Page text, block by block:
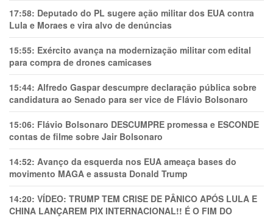
17:58: Deputado do PL sugere ação militar dos EUA contra
Lula e Moraes e vira alvo de denúncias
15:55: Exército avança na modernização militar com edital
para compra de drones camicases
15:44: Alfredo Gaspar descumpre declaração pública sobre
candidatura ao Senado para ser vice de Flávio Bolsonaro
15:06: Flávio Bolsonaro DESCUMPRE promessa e ESCONDE
contas de filme sobre Jair Bolsonaro
14:52: Avanço da esquerda nos EUA ameaça bases do
movimento MAGA e assusta Donald Trump
14:20: VÍDEO: TRUMP TEM CRlSE DE PÂNlCO APÓS LULA E
CHINA LANÇAREM PIX INTERNACIONAL!! É O FIM DO